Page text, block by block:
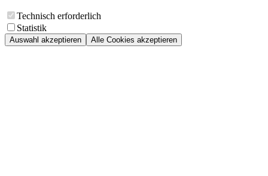
Technisch erforderlich
Statistik
Auswahl akzeptieren Alle Cookies akzeptieren